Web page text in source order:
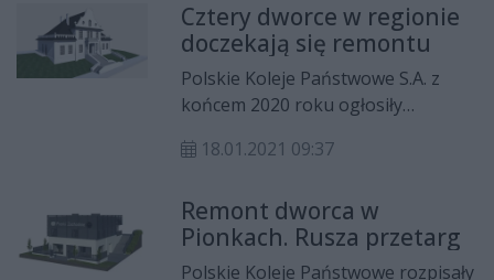
Gołębiowskiej, którzy w związku
budową wiaduktu muszą liczyć się z
utrudnieniami i objazdami. Dlatego
apelują i do PKP i do MZDiK o
tymczasowe przejście.
Cztery dworce w regionie
doczekają się remontu
Polskie Koleje Państwowe S.A. z
końcem 2020 roku ogłosiły
dworców: Pionki, Pionki Zachodnie,
ruszyć w tym roku.
18.01.2021 09:37
Remont dworca w
Pionkach. Rusza przetarg
Polskie Koleje Państwowe rozpisały